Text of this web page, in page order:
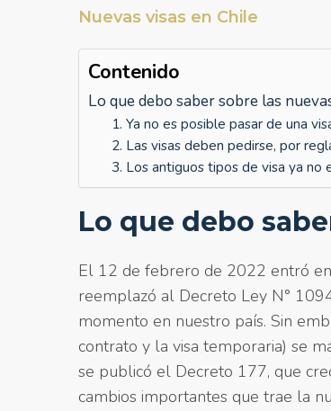
Nuevas visas en Chile
Contenido
Lo que debo saber sobre las
1. Ya no es posible pasar de una
2. Las visas deben pedirse, por
3. Los antiguos tipos de visa ya
Lo que debo
El 12 de febrero de 2022 entró
reemplazó al Decreto Ley N°
momento en nuestro país. Sin
contrato y la visa temporaria) se
se publicó el Decreto 177, que
cambios importantes que trae la